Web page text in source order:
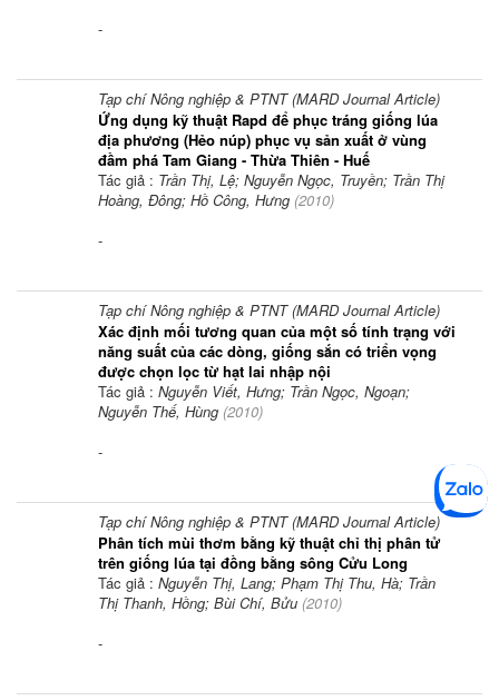
-
Tạp chí Nông nghiệp & PTNT (MARD Journal Article)
Ứng dụng kỹ thuật Rapd để phục tráng giống lúa
địa phương (Hẻo núp) phục vụ sản xuất ở vùng
đầm phá Tam Giang - Thừa Thiên - Huế
Tác giả : Trần Thị, Lệ; Nguyễn Ngọc, Truyền; Trần Thị
Hoàng, Đông; Hồ Công, Hưng (2010)
-
Tạp chí Nông nghiệp & PTNT (MARD Journal Article)
Xác định mối tương quan của một số tính trạng với
năng suất của các dòng, giống sắn có triển vọng
được chọn lọc từ hạt lai nhập nội
Tác giả : Nguyễn Viết, Hưng; Trần Ngọc, Ngoạn;
Nguyễn Thế, Hùng (2010)
-
Tạp chí Nông nghiệp & PTNT (MARD Journal Article)
Phân tích mùi thơm bằng kỹ thuật chỉ thị phân tử
trên giống lúa tại đồng bằng sông Cửu Long
Tác giả : Nguyễn Thị, Lang; Phạm Thị Thu, Hà; Trần
Thị Thanh, Hồng; Bùi Chí, Bửu (2010)
-